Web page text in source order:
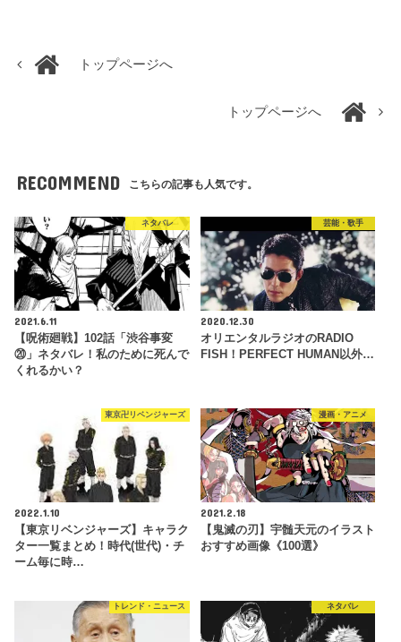
トップページへ
トップページへ
RECOMMEND こちらの記事も人気です。
ネタバレ
2021.6.11
【呪術廻戦】102話「渋谷事変
⑳」ネタバレ！私のために死んで
くれるかい？
芸能・歌手
2020.12.30
オリエンタルラジオのRADIO
FISH！PERFECT HUMAN以外…
東京卍リベンジャーズ
2022.1.10
【東京リベンジャーズ】キャラク
ター一覧まとめ！時代(世代)・チ
ーム毎に時…
漫画・アニメ
2021.2.18
【鬼滅の刃】宇髄天元のイラスト
おすすめ画像《100選》
トレンド・ニュース ネタバレ